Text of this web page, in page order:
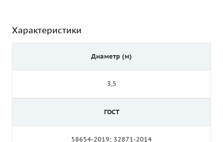
Характеристики
Диаметр (м)
3,5
ГОСТ
58654-2019; 32871-2014